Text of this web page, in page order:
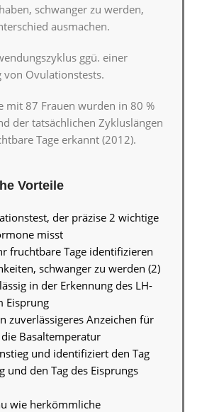
schwanger zu werden,
ausmachen.
ggü. einer
von Ovulationstests.
mit 87 Frauen wurden in 80 %
der tatsächlichen Zykluslängen
Tage erkannt (2012).
Vorteile
der präzise 2 wichtige
misst
fruchtbare Tage identifizieren
schwanger zu werden (2)
in der Erkennung des LH-
Eisprung
zuverlässigeres Anzeichen für
Basaltemperatur
und identifiziert den Tag
und den Tag des Eisprungs
wie herkömmliche